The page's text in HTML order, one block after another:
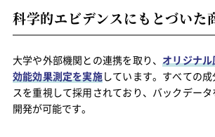
科学的エビデンスにもとづいた
大学や外部機関との連携を取り、 オリジナル
効能効果測定を実施しています。すべての
スを重視して採用されており、バックデー
開発が可能です。